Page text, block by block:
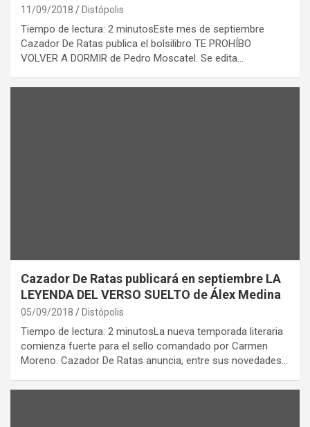
11/09/2018 Distópolis
Tiempo de lectura: 2 minutosEste mes de septiembre
Cazador De Ratas publica el bolsilibro TE PROHÍBO
VOLVER A DORMIR de Pedro Moscatel. Se edita…
Cazador De Ratas publicará en septiembre LA
LEYENDA DEL VERSO SUELTO de Álex Medina
05/09/2018 Distópolis
Tiempo de lectura: 2 minutosLa nueva temporada literaria
comienza fuerte para el sello comandado por Carmen
Moreno. Cazador De Ratas anuncia, entre sus novedades…